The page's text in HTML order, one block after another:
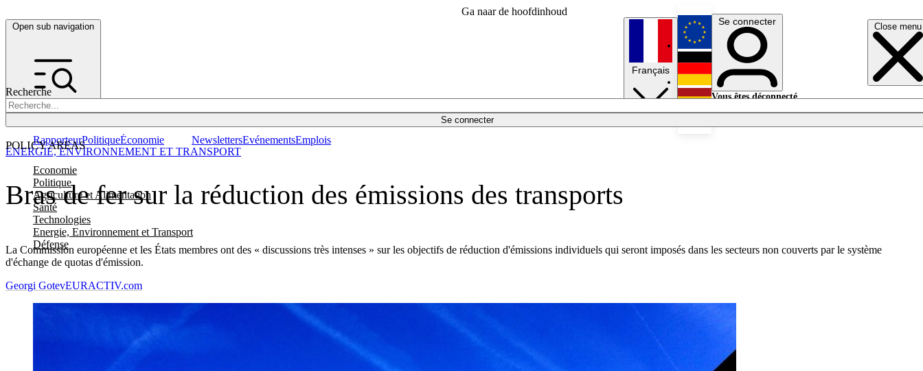
Ga naar de hoofdinhoud
Open sub navigation Close menu
Recherche
Se connecter
POLICY AREAS
Economie
Politique
Agriculture et Alimentation
Santé
Technologies
Energie, Environnement et Transport
Défense
RapporteurPolitiqueÉconomie NewslettersEvénementsEmplois
Français
English
Deutsch
Se connecter
Vous êtes déconnecté.
Bras de fer sur la réduction des émissions des transports
La Commission européenne et les États membres ont des « discussions très intenses » sur les objectifs de réduction d'émissions individuels qui seront imposés dans les secteurs non couverts par le système
d'échange de quotas d'émission.
ENERGIE, ENVIRONNEMENT ET TRANSPORT
Georgi GotevEURACTIV.com